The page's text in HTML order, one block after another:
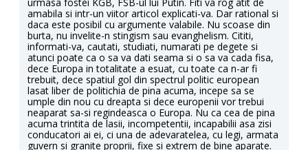
amabila si intr-un viitor articol explicati-va. Dar rational si
daca este posibil cu argumente valabile. Nu scoase din
burta, nu invelite-n stingism sau evanghelism. Cititi,
informati-va, cautati, studiati, numarati pe degete si
atunci poate ca o sa va dati seama si o sa va cada fisa,
dece Europa in totalitate a esuat, cu toate ca n-ar fi
trebuit, dece spatiul gol din spectrul politic european
lasat liber de politichia de pina acuma, incepe sa se
umple din nou cu dreapta si dece europenii vor trebui
neaparat sa-si regindeasca o Europa. Nu ca cea de pina
acuma trintita de lasii, incompetentii, incapabilii asa zisi
conducatori ai ei, ci una de adevaratelea, cu legi, armata
guvern si granite proprii, fixe si extrem de bine aparate.